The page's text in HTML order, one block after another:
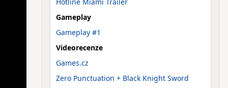
Gameplay
Gameplay #1
Videorecenze
Games.cz
Zero Punctuation + Black Knight Sword